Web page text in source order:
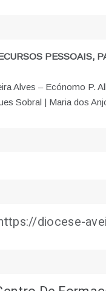
PESSOAIS,
Alves – Ecónomo P.
Sobral | Maria dos
diocese-